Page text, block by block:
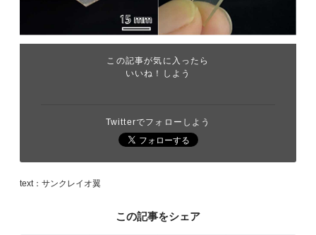
この記事が気に入ったら
いいね！しよう
Twitterでフォローしよう
text：サンクレイオ翼
この記事をシェア